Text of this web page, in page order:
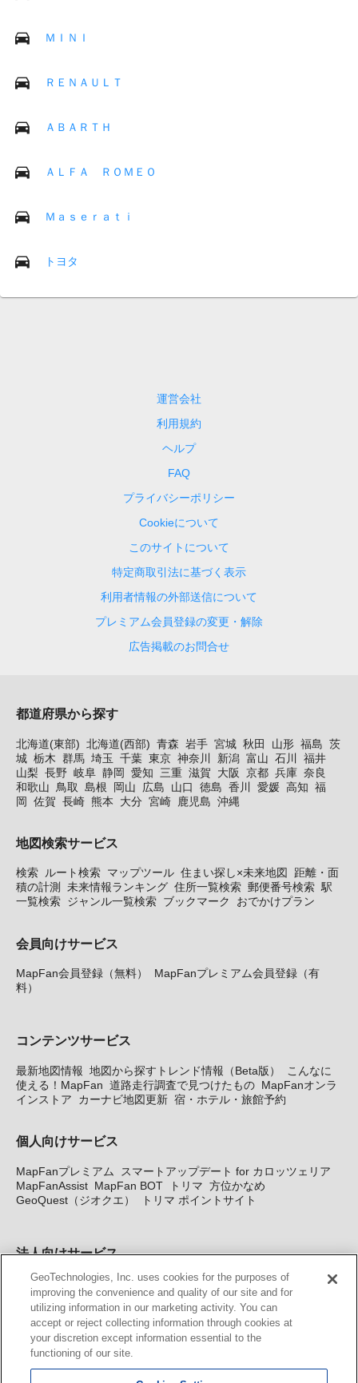
ＭＩＮＩ
ＲＥＮＡＵＬＴ
ＡＢＡＲＴＨ
ＡＬＦＡ ＲＯＭＥＯ
Ｍａｓｅｒａｔｉ
トヨタ
運営会社
利用規約
ヘルプ
FAQ
プライバシーポリシー
Cookieについて
このサイトについて
特定商取引法に基づく表示
利用者情報の外部送信について
プレミアム会員登録の変更・解除
広告掲載のお問合せ
都道府県から探す
北海道(東部) 北海道(西部) 青森 岩手 宮城 秋田 山形 福島 茨
城 栃木 群馬 埼玉 千葉 東京 神奈川 新潟 富山 石川
福井
山梨 長野 岐阜 静岡 愛知 三重 滋賀 大阪 京都 兵庫 奈良
和歌山
鳥取 島根 岡山 広島 山口 徳島 香川 愛媛 高知 福
岡
佐賀 長崎 熊本 大分 宮崎 鹿児島 沖縄
地図検索サービス
検索 ルート検索 マップツール 住まい探し×未来地図
距離・面
積の計測
未来情報ランキング 住所一覧検索 郵便番号検索 駅
一覧検索 ジャンル一覧検索 ブックマーク おでかけプラン
会員向けサービス
MapFan会員登録（無料）
MapFanプレミアム会員登録（有
料）
コンテンツサービス
最新地図情報 地図から探すトレンド情報（Beta版）
こんなに
使える！MapFan 道路走行調査で見つけたもの MapFanオンラ
インストア
カーナビ地図更新 宿・ホテル・旅館予約
個人向けサービス
MapFanプレミアム
スマートアップデート for カロッツェリア
MapFanAssist MapFan BOT トリマ 方位かなめ
GeoQuest（ジオクエ）
トリマ ポイントサイト
法人向けサービス
法人向け地図・位置情報サービス WEBサイト・システム向け地
図API Windows PC向け地図開発キット MapFan DB 住所確認
サービス
MAP WORLD+ トリマ広告 Geo-Research
カーナビ地図更新サービス
GeoTechnologies, Inc. uses cookies for the purposes of
improving the convenience and quality of our site and for
utilizing information in our marketing activity. You can
accept or reject collecting information through cookies at
your discretion except information essential to the
functioning of our site.